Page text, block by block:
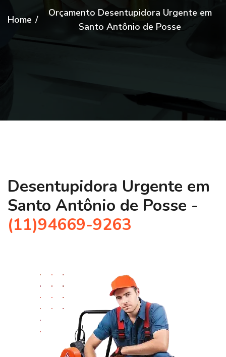
Home /
Orçamento Desentupidora Urgente em
Santo Antônio de Posse
Desentupidora Urgente em
Santo Antônio de Posse -
(11)94669-9263